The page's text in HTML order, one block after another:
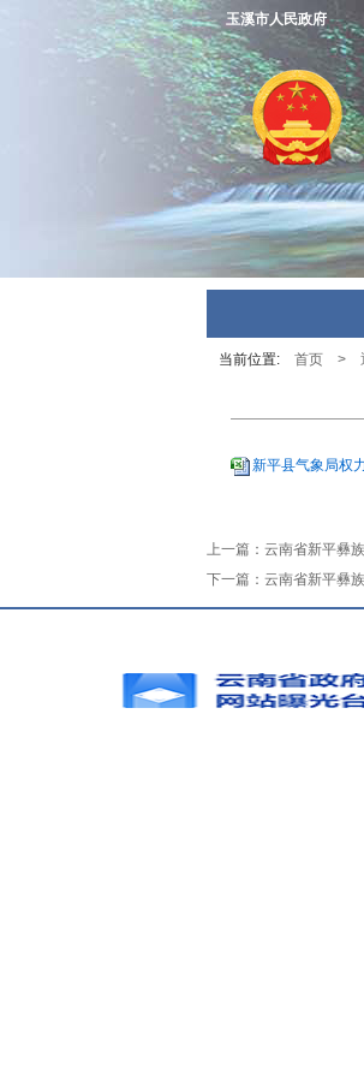
玉溪市人民政府
当前位置: 首页 >
新平县气象局权
上一篇： 云南省新平彝
下一篇： 云南省新平彝